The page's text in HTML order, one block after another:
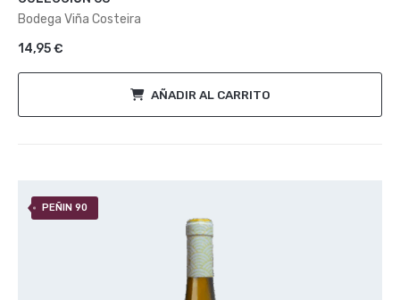
Bodega Viña Costeira
14,95€
AÑADIR AL CARRITO
PEÑIN 90